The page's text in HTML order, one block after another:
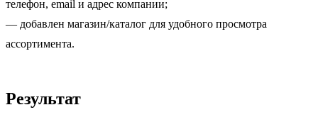
телефон, email и адрес компании;
— добавлен магазин/каталог для удобного просмотра
ассортимента.
Результат